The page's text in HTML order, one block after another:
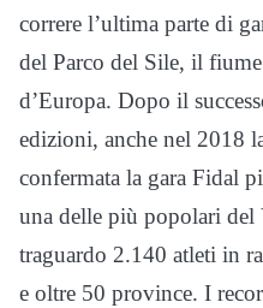
correre l’ultima parte di
del Parco del Sile, il
d’Europa. Dopo il
edizioni, anche nel 2018
confermata la gara Fidal
una delle più popolari del
traguardo 2.140 atleti in
e oltre 50 province. I